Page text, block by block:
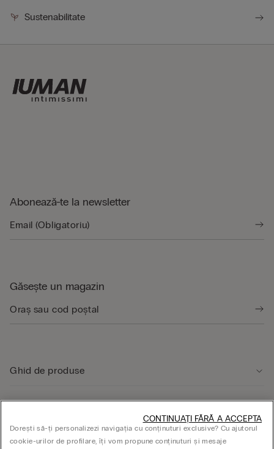
Sustenabilitate
Abonează-te la newsletter
Găsește un magazin
Ghid de produse
ASPECTE JURIDICE
Dorești să-ți personalizezi navigația cu conținuturi exclusive? Cu ajutorul
cookie-urilor de profilare, îți vom propune conținuturi și mesaje
CONTINUAȚI FĂRĂ A ACCEPTA